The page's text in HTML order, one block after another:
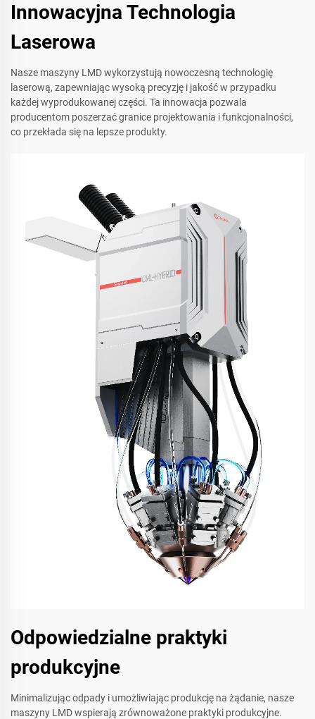
Innowacyjna Technologia
Laserowa
Nasze maszyny LMD wykorzystują nowoczesną technologię
laserową, zapewniając wysoką precyzję i jakość w przypadku
każdej wyprodukowanej części. Ta innowacja pozwala
producentom poszerzać granice projektowania i funkcjonalności,
co przekłada się na lepsze produkty.
Odpowiedzialne praktyki
produkcyjne
Minimalizując odpady i umożliwiając produkcję na żądanie, nasze
maszyny LMD wspierają zrównoważone praktyki produkcyjne.